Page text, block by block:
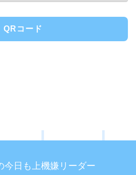
QRコード
今日も上機嫌リーダー